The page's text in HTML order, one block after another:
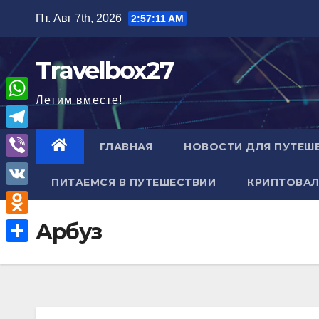
содержимому
Пт. Авг 7th, 2026 2:57:12 AM
Travelbox27
Летим вместе!
ГЛАВНАЯ НОВОСТИ ДЛЯ
ПИТАЕМСЯ В ПУТЕШЕСТВИИ
Арбуз
W
h
a
A
T
e
l
e
g
V
i
b
e
V
K
O